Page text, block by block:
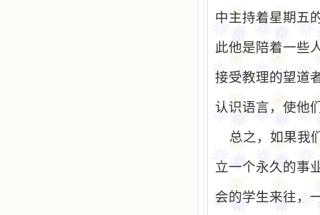
中主持着星期五
此他是陪着一些
接受教理的望道
认识语言，使他
总之，如果我
立一个永久的事
会的学生来往，